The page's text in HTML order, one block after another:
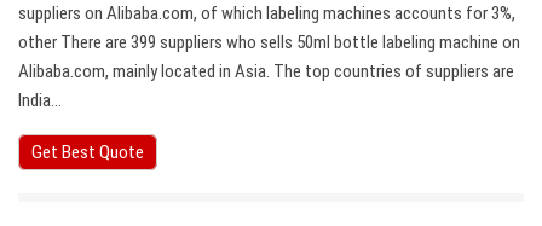
suppliers on Alibaba.com, of which labeling machines accounts for 3%,
other There are 399 suppliers who sells 50ml bottle labeling machine on
Alibaba.com, mainly located in Asia. The top countries of suppliers are
India…
Get Best Quote